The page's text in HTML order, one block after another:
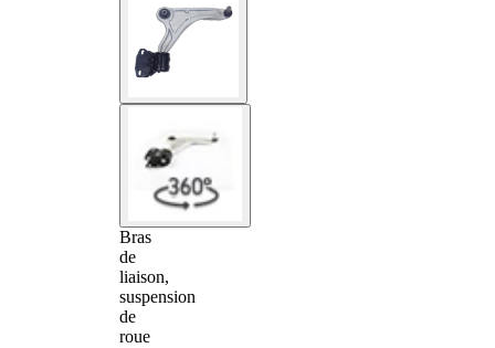
Bras
de
liaison,
suspension
de
roue